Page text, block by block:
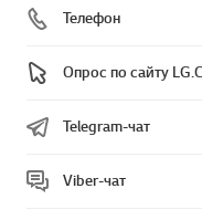
Телефон
Опрос по сайту
Telegram-чат
Viber-чат